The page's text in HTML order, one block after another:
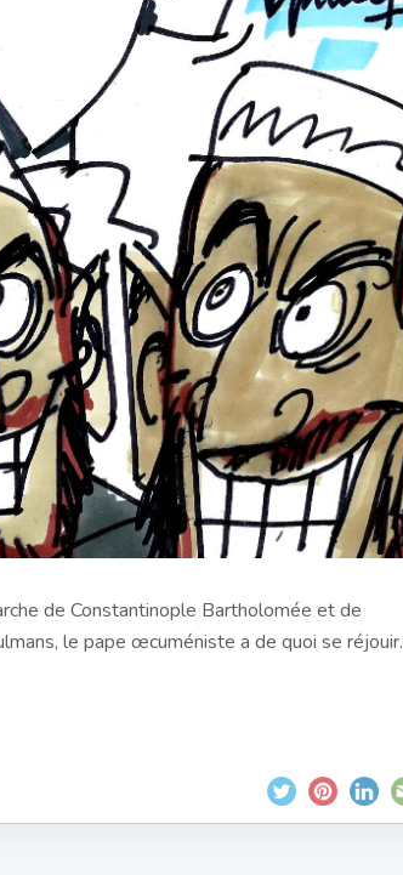
de Constantinople Bartholomée et de
le pape œcuméniste a de quoi se réjouir.